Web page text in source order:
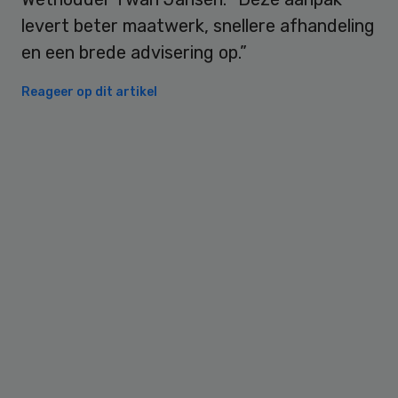
levert beter maatwerk, snellere afhandeling
en een brede advisering op.”
Reageer op dit artikel